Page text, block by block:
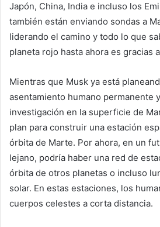
Japón, China, India e incluso los
también están enviando sondas a
liderando el camino y todo lo que
planeta rojo hasta ahora es gracias
Mientras que Musk ya está
asentamiento humano permanente
investigación en la superficie de
plan para construir una estación
órbita de Marte. Por ahora, en un
lejano, podría haber una red de
órbita de otros planetas o incluso
solar. En estas estaciones, los
cuerpos celestes a corta distancia.